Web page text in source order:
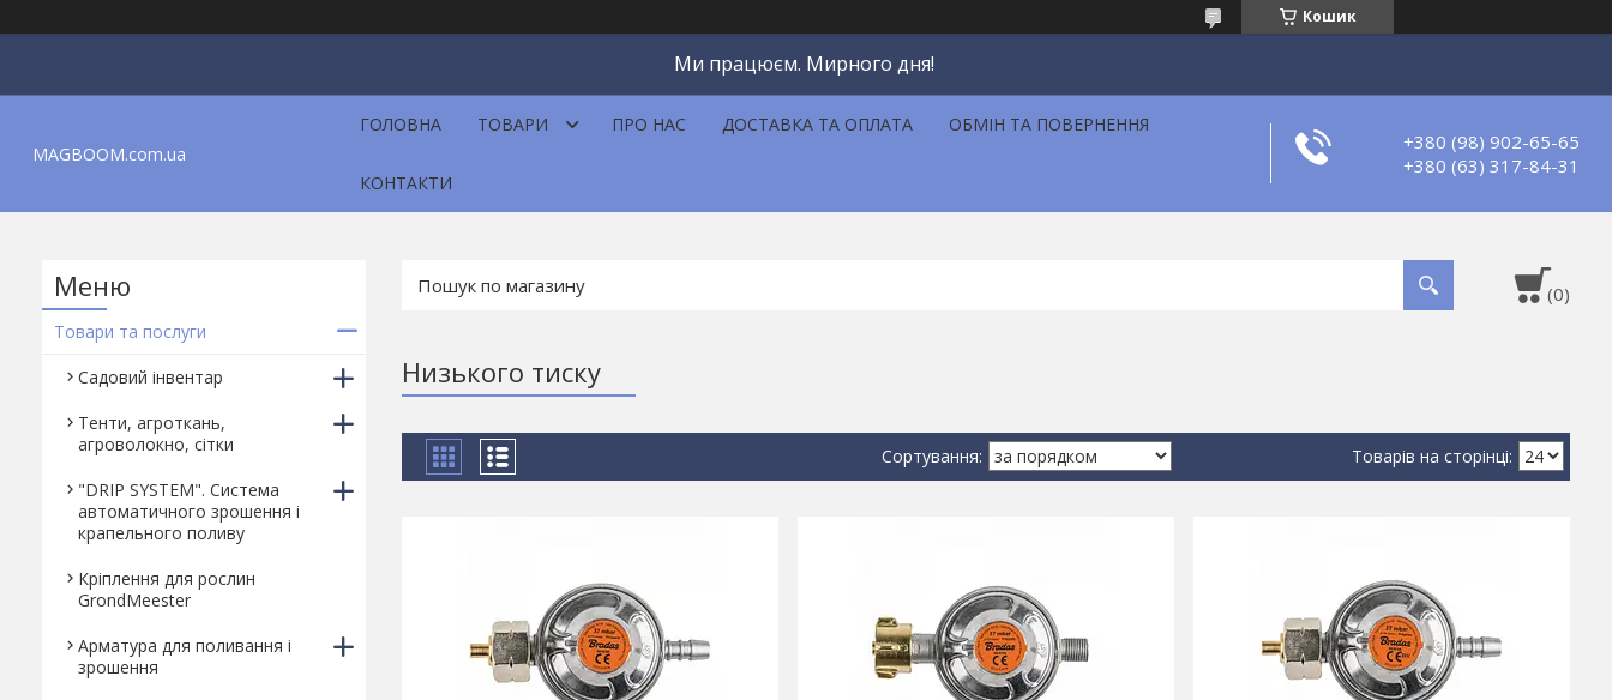
Кошик
Ми працюєм. Мирного дня!
MAGBOOM.com.ua
ГОЛОВНА ТОВАРИ ПРО НАС ДОСТАВКА ТА ОПЛАТА ОБМІН ТА ПОВЕРНЕННЯ
КОНТАКТИ
+380 (98) 902-65-65
+380 (63) 317-84-31
Низького тиску
Товари та послуги
Садовий інвентар
Тенти, агроткань,
агроволокно, сітки
"DRIP SYSTEM". Система
автоматичного зрошення і
крапельного поливу
Кріплення для рослин
GrondMeester
Арматура для поливання і
зрошення